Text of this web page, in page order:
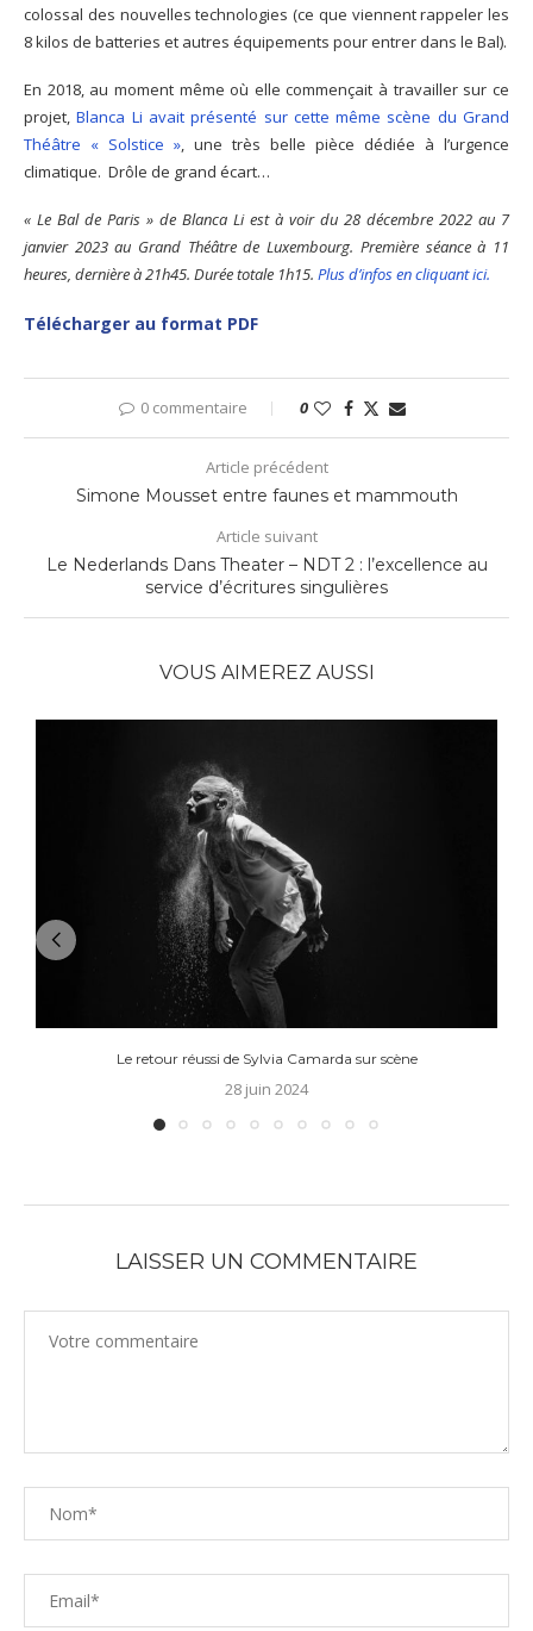
colossal des nouvelles technologies (ce que viennent rappeler les
8 kilos de batteries et autres équipements pour entrer dans le Bal).
En 2018, au moment même où elle commençait à travailler sur ce
projet,Blanca Li avait présenté sur cette même scène du Grand
Théâtre « Solstice », une très belle pièce dédiée à l’urgence
climatique. Drôle de grand écart…
« Le Bal de Paris » de Blanca Li est à voir du 28 décembre 2022 au 7
janvier 2023 au Grand Théâtre de Luxembourg. Première séance à 11
heures, dernière à 21h45. Durée totale 1h15. Plus d’infos en cliquant ici.
Télécharger au format PDF
0 commentaire 0
Article précédent
Simone Mousset entre faunes et mammouth
Article suivant
Le Nederlands Dans Theater – NDT 2 : l’excellence au
service d’écritures singulières
VOUS AIMEREZ AUSSI
Le retour réussi de Sylvia Camarda sur scène
28 juin 2024
LAISSER UN COMMENTAIRE